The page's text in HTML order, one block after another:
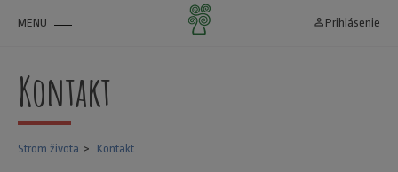
MENU person_outline Prihlásenie
Kontakt
Strom života Kontakt